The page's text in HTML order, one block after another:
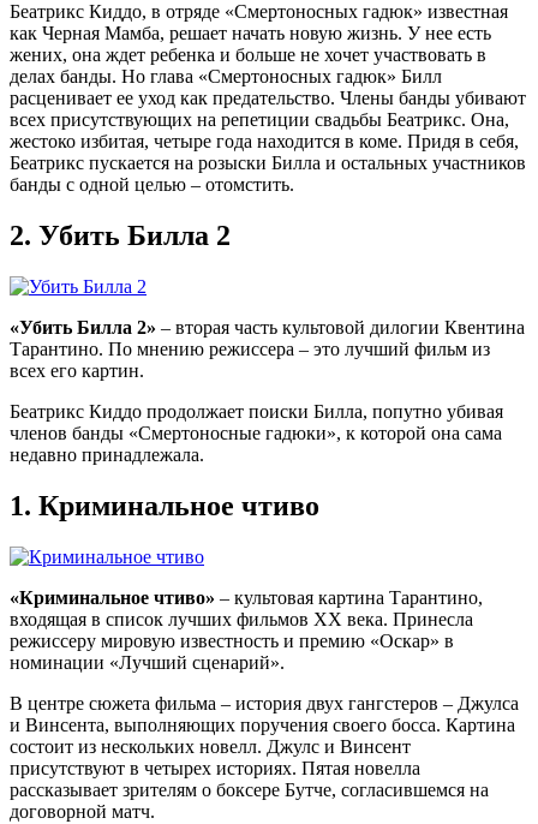
Беатрикс Киддо, в отряде «Смертоносных гадюк» известная
как Черная Мамба, решает начать новую жизнь. У нее есть
жених, она ждет ребенка и больше не хочет участвовать в
делах банды. Но глава «Смертоносных гадюк» Билл
расценивает ее уход как предательство. Члены банды убивают
всех присутствующих на репетиции свадьбы Беатрикс. Она,
жестоко избитая, четыре года находится в коме. Придя в себя,
Беатрикс пускается на розыски Билла и остальных участников
банды с одной целью – отомстить.
2. Убить Билла 2
«Убить Билла 2» – вторая часть культовой дилогии Квентина
Тарантино. По мнению режиссера – это лучший фильм из
всех его картин.
Беатрикс Киддо продолжает поиски Билла, попутно убивая
членов банды «Смертоносные гадюки», к которой она сама
недавно принадлежала.
1. Криминальное чтиво
«Криминальное чтиво» – культовая картина Тарантино,
входящая в список лучших фильмов XX века. Принесла
режиссеру мировую известность и премию «Оскар» в
номинации «Лучший сценарий».
В центре сюжета фильма – история двух гангстеров – Джулса
и Винсента, выполняющих поручения своего босса. Картина
состоит из нескольких новелл. Джулс и Винсент
присутствуют в четырех историях. Пятая новелла
рассказывает зрителям о боксере Бутче, согласившемся на
договорной матч.